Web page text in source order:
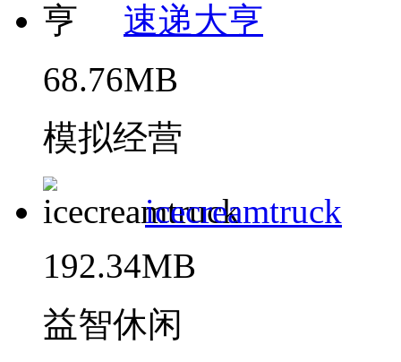
速递大亨
68.76MB
模拟经营
icecreamtruck
192.34MB
益智休闲